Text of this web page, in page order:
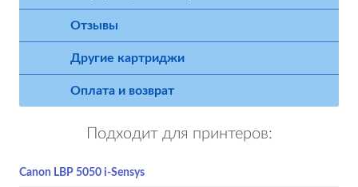
Отзывы
Другие картриджи
Оплата и возврат
Подходит для принтеров:
Canon LBP 5050 i-Sensys